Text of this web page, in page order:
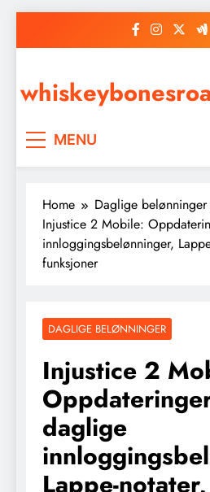
MENU
Home
Daglige belønninger
Injustice 2 Mobile:
innloggingsbelønninger,
funksjoner
DAGLIGE BELØNNINGER
Injustice 2
daglige
Lappe-